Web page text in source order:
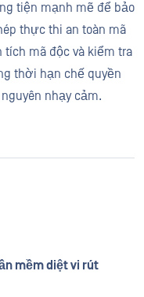
tiện mạnh mẽ để bảo
thực thi an toàn mã
tích mã độc và kiểm tra
thời hạn chế quyền
nhạy cảm.
mềm diệt vi rút